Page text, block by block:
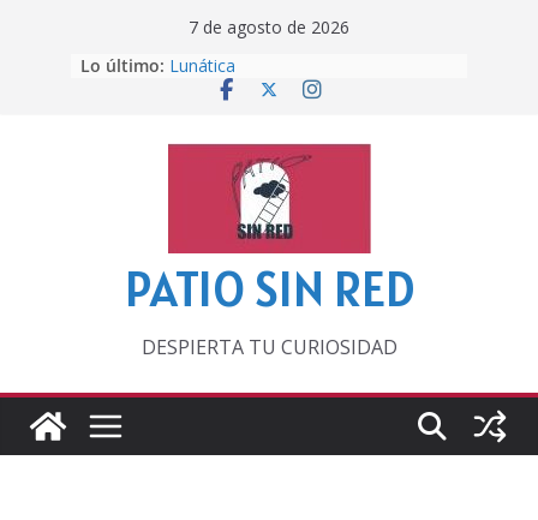
7 de agosto de 2026
Lo último: Lunática
Pero, hasta entonces…
‘La broma infinita’ de recomendar
lecturas veraniegas
Otra del Mundial
PATIO SIN RED
DESPIERTA TU CURIOSIDAD